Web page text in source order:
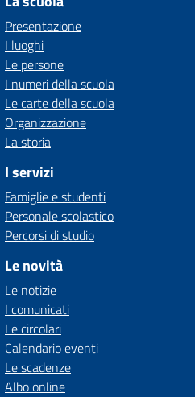
Presentazione
I luoghi
Le persone
I numeri della scuola
Le carte della scuola
Organizzazione
La storia
I servizi
Famiglie e studenti
Personale scolastico
Percorsi di studio
Le novità
Le notizie
I comunicati
Le circolari
Calendario eventi
Le scadenze
Albo online